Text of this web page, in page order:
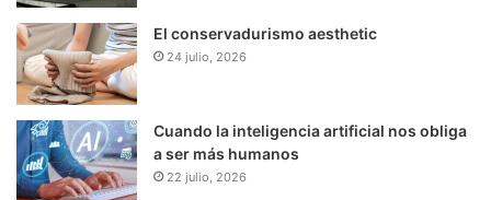
El conservadurismo aesthetic
24 julio, 2026
Cuando la inteligencia artificial nos obliga
a ser más humanos
22 julio, 2026